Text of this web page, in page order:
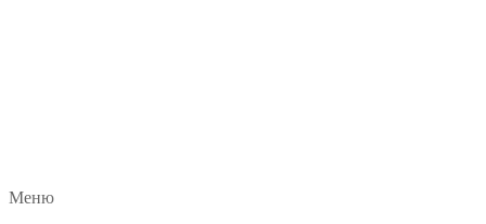
КОЛЫМА — ЗА ЖИЗНЬ
автономная некоммерческая организация
Меню